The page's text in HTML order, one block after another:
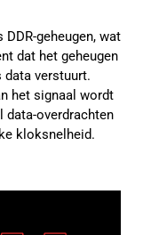
geheugen, wat
dat het geheugen
data verstuurt.
het signaal wordt
data-overdrachten
kloksnelheid.